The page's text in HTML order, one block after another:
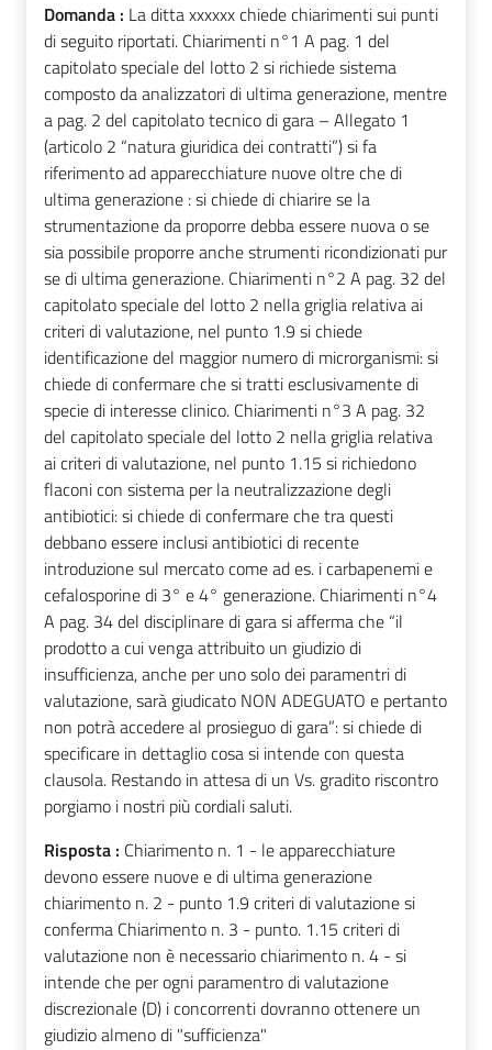
Domanda : La ditta xxxxxx chiede chiarimenti sui punti
di seguito riportati. Chiarimenti n°1 A pag. 1 del
capitolato speciale del lotto 2 si richiede sistema
composto da analizzatori di ultima generazione, mentre
a pag. 2 del capitolato tecnico di gara – Allegato 1
(articolo 2 “natura giuridica dei contratti”) si fa
riferimento ad apparecchiature nuove oltre che di
ultima generazione : si chiede di chiarire se la
strumentazione da proporre debba essere nuova o se
sia possibile proporre anche strumenti ricondizionati pur
se di ultima generazione. Chiarimenti n°2 A pag. 32 del
capitolato speciale del lotto 2 nella griglia relativa ai
criteri di valutazione, nel punto 1.9 si chiede
identificazione del maggior numero di microrganismi: si
chiede di confermare che si tratti esclusivamente di
specie di interesse clinico. Chiarimenti n°3 A pag. 32
del capitolato speciale del lotto 2 nella griglia relativa
ai criteri di valutazione, nel punto 1.15 si richiedono
flaconi con sistema per la neutralizzazione degli
antibiotici: si chiede di confermare che tra questi
debbano essere inclusi antibiotici di recente
introduzione sul mercato come ad es. i carbapenemi e
cefalosporine di 3° e 4° generazione. Chiarimenti n°4
A pag. 34 del disciplinare di gara si afferma che “il
prodotto a cui venga attribuito un giudizio di
insufficienza, anche per uno solo dei paramentri di
valutazione, sarà giudicato NON ADEGUATO e pertanto
non potrà accedere al prosieguo di gara”: si chiede di
specificare in dettaglio cosa si intende con questa
clausola. Restando in attesa di un Vs. gradito riscontro
porgiamo i nostri più cordiali saluti.
Risposta : Chiarimento n. 1 - le apparecchiature
devono essere nuove e di ultima generazione
chiarimento n. 2 - punto 1.9 criteri di valutazione si
conferma Chiarimento n. 3 - punto. 1.15 criteri di
valutazione non è necessario chiarimento n. 4 - si
intende che per ogni paramentro di valutazione
discrezionale (D) i concorrenti dovranno ottenere un
giudizio almeno di "sufficienza"